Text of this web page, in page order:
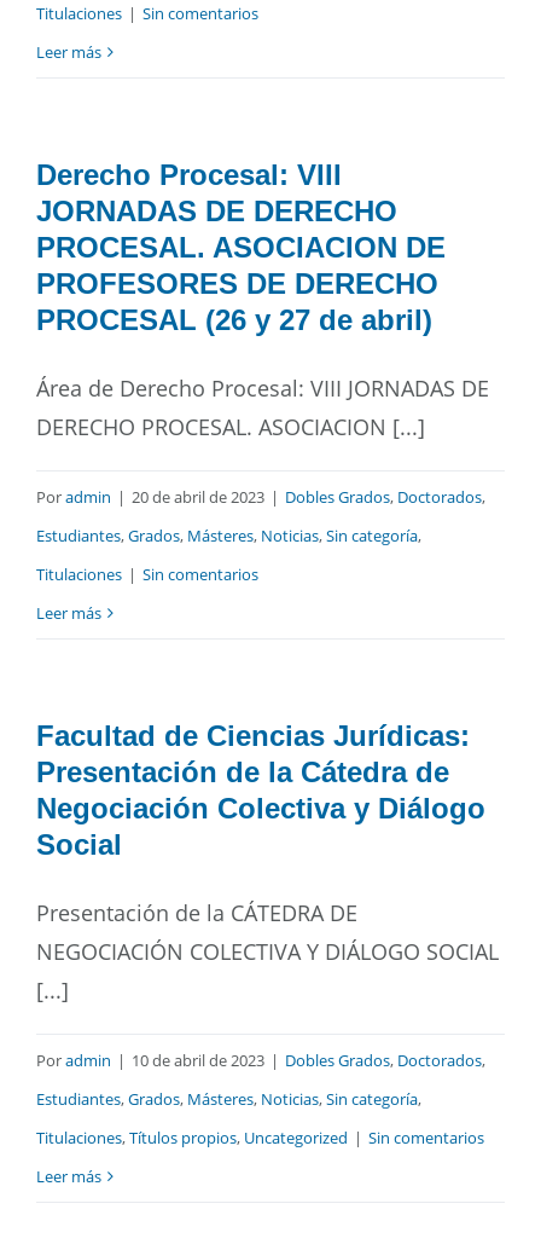
Titulaciones | Sin comentarios
Leer más
Derecho Procesal: VIII
JORNADAS DE DERECHO
PROCESAL. ASOCIACION DE
PROFESORES DE DERECHO
PROCESAL (26 y 27 de abril)
Área de Derecho Procesal: VIII JORNADAS DE
DERECHO PROCESAL. ASOCIACION [...]
Poradmin | 20 de abril de 2023 | Dobles Grados, Doctorados,
Estudiantes,Grados, Másteres, Noticias,Sin categoría,
Titulaciones | Sin comentarios
Leer más
Facultad de Ciencias Jurídicas:
Presentación de la Cátedra de
Negociación Colectiva y Diálogo
Social
Presentación de la CÁTEDRA DE
NEGOCIACIÓN COLECTIVA Y DIÁLOGO SOCIAL
[...]
Poradmin | 10 de abril de 2023 | Dobles Grados, Doctorados,
Estudiantes,Grados, Másteres, Noticias,Sin categoría,
Titulaciones,Títulos propios, Uncategorized | Sin comentarios
Leer más